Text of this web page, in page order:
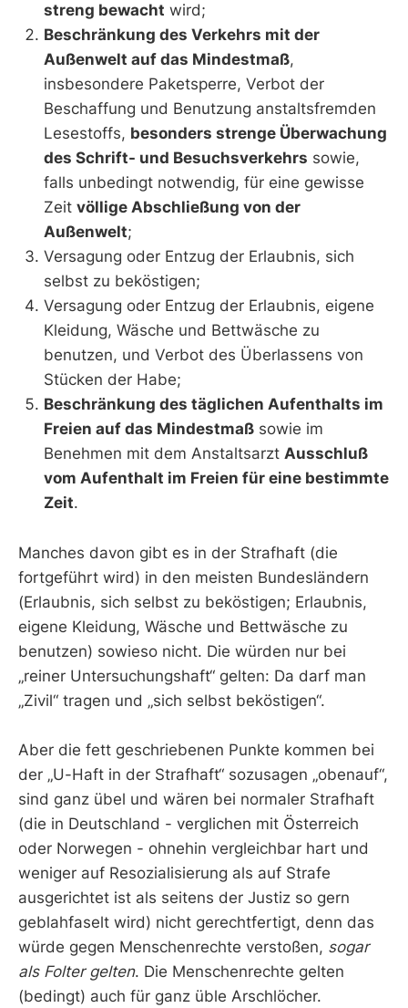
streng bewacht wird;
Beschränkung des Verkehrs mit der
Außenwelt auf das Mindestmaß,
insbesondere Paketsperre, Verbot der
Beschaffung und Benutzung anstaltsfremden
Lesestoffs, besonders strenge Überwachung
des Schrift- und Besuchsverkehrs sowie,
falls unbedingt notwendig, für eine gewisse
Zeit völlige Abschließung von der
Außenwelt;
Versagung oder Entzug der Erlaubnis, sich
selbst zu beköstigen;
Versagung oder Entzug der Erlaubnis, eigene
Kleidung, Wäsche und Bettwäsche zu
benutzen, und Verbot des Überlassens von
Stücken der Habe;
Beschränkung des täglichen Aufenthalts im
Freien auf das Mindestmaß sowie im
Benehmen mit dem Anstaltsarzt Ausschluß
vom Aufenthalt im Freien für eine bestimmte
Zeit.
Manches davon gibt es in der Strafhaft (die
fortgeführt wird) in den meisten Bundesländern
(Erlaubnis, sich selbst zu beköstigen; Erlaubnis,
eigene Kleidung, Wäsche und Bettwäsche zu
benutzen) sowieso nicht. Die würden nur bei
„reiner Untersuchungshaft“ gelten: Da darf man
„Zivil“ tragen und „sich selbst beköstigen“.
Aber die fett geschriebenen Punkte kommen bei
der „U-Haft in der Strafhaft“ sozusagen „obenauf“,
sind ganz übel und wären bei normaler Strafhaft
(die in Deutschland - verglichen mit Österreich
oder Norwegen - ohnehin vergleichbar hart und
weniger auf Resozialisierung als auf Strafe
ausgerichtet ist als seitens der Justiz so gern
geblahfaselt wird) nicht gerechtfertigt, denn das
würde gegen Menschenrechte verstoßen, sogar
als Folter gelten. Die Menschenrechte gelten
(bedingt) auch für ganz üble Arschlöcher.